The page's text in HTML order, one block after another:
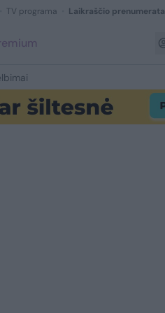
TV programa Laikraščio prenumerata